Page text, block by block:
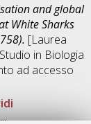
and global
White Sharks
[Laurea
in Biologia
ad accesso